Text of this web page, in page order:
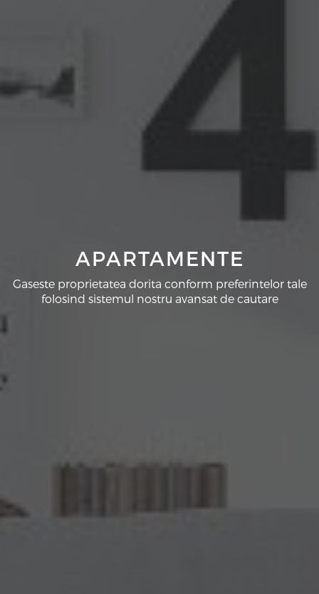
APARTAMENTE
Gaseste proprietatea dorita conform preferintelor tale
folosind sistemul nostru avansat de cautare